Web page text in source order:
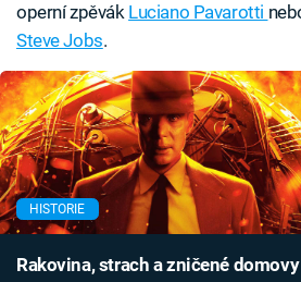
operní zpěvák Luciano Pavarotti
Steve Jobs.
HISTORIE
Rakovina, strach a zničené domovy